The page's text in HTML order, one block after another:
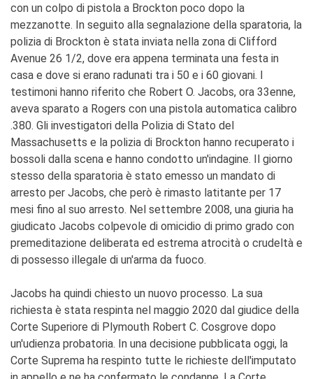
con un colpo di pistola a Brockton poco dopo la
mezzanotte. In seguito alla segnalazione della sparatoria, la
polizia di Brockton è stata inviata nella zona di Clifford
Avenue 26 1/2, dove era appena terminata una festa in
casa e dove si erano radunati tra i 50 e i 60 giovani. I
testimoni hanno riferito che Robert O. Jacobs, ora 33enne,
aveva sparato a Rogers con una pistola automatica calibro
.380. Gli investigatori della Polizia di Stato del
Massachusetts e la polizia di Brockton hanno recuperato i
bossoli dalla scena e hanno condotto un'indagine. Il giorno
stesso della sparatoria è stato emesso un mandato di
arresto per Jacobs, che però è rimasto latitante per 17
mesi fino al suo arresto. Nel settembre 2008, una giuria ha
giudicato Jacobs colpevole di omicidio di primo grado con
premeditazione deliberata ed estrema atrocità o crudeltà e
di possesso illegale di un'arma da fuoco.
Jacobs ha quindi chiesto un nuovo processo. La sua
richiesta è stata respinta nel maggio 2020 dal giudice della
Corte Superiore di Plymouth Robert C. Cosgrove dopo
un'udienza probatoria. In una decisione pubblicata oggi, la
Corte Suprema ha respinto tutte le richieste dell'imputato